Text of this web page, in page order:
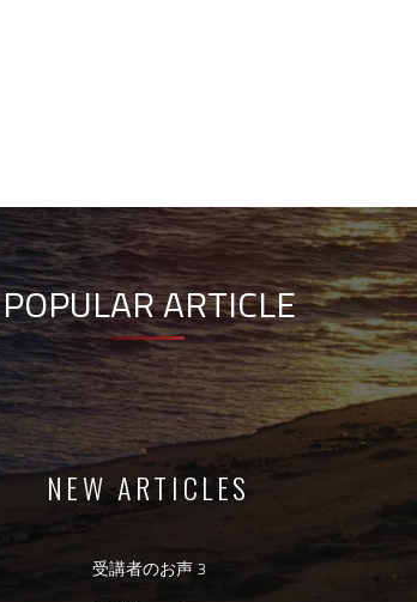
POPULAR ARTICLE
NEW ARTICLES
受講者のお声 3